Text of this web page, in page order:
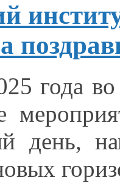
года
день,